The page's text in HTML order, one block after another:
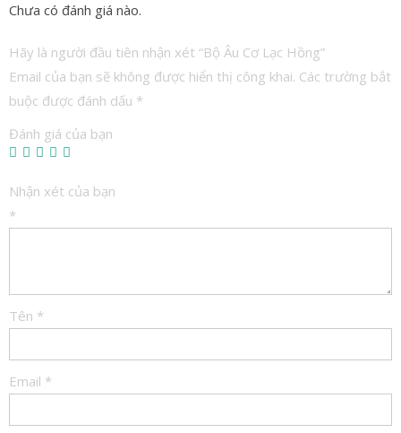
Chưa có đánh giá nào.
Hãy là người đầu tiên nhận xét “Bộ Âu Cơ Lạc Hồng”
Email của bạn sẽ không được hiển thị công khai. Các trường bắt
buộc được đánh dấu *
Đánh giá của bạn
Nhận xét của bạn
*
Tên *
Email *